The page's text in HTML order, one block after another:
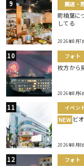
開店・
町楠葉に
してる
2026年8月7
フォト
枚方から
2026年8月6
イベン
NEW ビ
2026年8月8
フォト